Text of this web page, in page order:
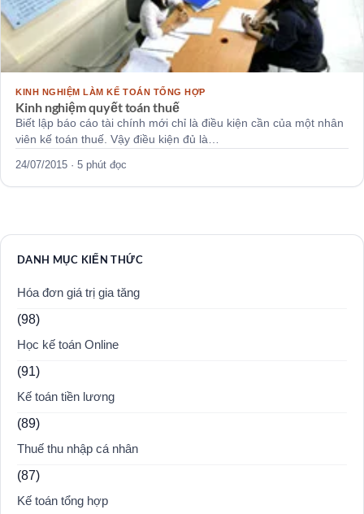
KINH NGHIỆM LÀM KẾ TOÁN TỔNG HỢP
Kinh nghiệm quyết toán thuế
Biết lập báo cáo tài chính mới chỉ là điều kiện cần của một nhân
viên kế toán thuế. Vậy điều kiện đủ là…
24/07/2015 · 5 phút đọc
DANH MỤC KIẾN THỨC
Hóa đơn giá trị gia tăng
(98)
Học kế toán Online
(91)
Kế toán tiền lương
(89)
Thuế thu nhập cá nhân
(87)
Kế toán tổng hợp